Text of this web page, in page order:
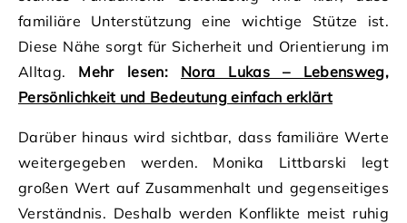
familiäre Unterstützung eine wichtige Stütze ist.
Diese Nähe sorgt für Sicherheit und Orientierung im
Alltag. Mehr lesen:
Nora Lukas – Lebensweg,
Persönlichkeit und Bedeutung einfach erklärt
Darüber hinaus wird sichtbar, dass familiäre Werte
weitergegeben werden. Monika Littbarski legt
großen Wert auf Zusammenhalt und gegenseitiges
Verständnis. Deshalb werden Konflikte meist ruhig